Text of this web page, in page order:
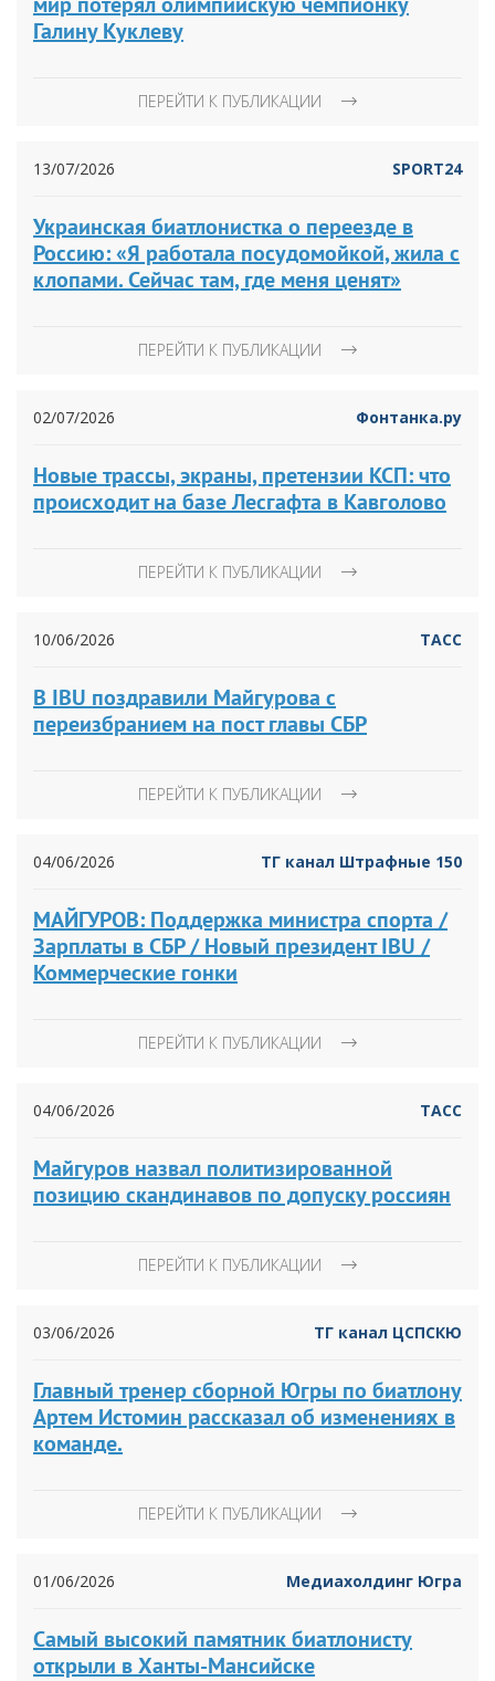
Галину Куклеву
ПЕРЕЙТИ К ПУБЛИКАЦИИ
13/07/2026 SPORT24
Украинская биатлонистка о переезде в
Россию: «Я работала посудомойкой, жила с
клопами. Сейчас там, где меня ценят»
ПЕРЕЙТИ К ПУБЛИКАЦИИ
02/07/2026 Фонтанка.ру
Новые трассы, экраны, претензии КСП: что
происходит на базе Лесгафта в Кавголово
ПЕРЕЙТИ К ПУБЛИКАЦИИ
10/06/2026 ТАСС
В IBU поздравили Майгурова с
переизбранием на пост главы СБР
ПЕРЕЙТИ К ПУБЛИКАЦИИ
04/06/2026 ТГ канал Штрафные 150
МАЙГУРОВ: Поддержка министра спорта /
Зарплаты в СБР / Новый президент IBU /
Коммерческие гонки
ПЕРЕЙТИ К ПУБЛИКАЦИИ
04/06/2026 ТАСС
Майгуров назвал политизированной
позицию скандинавов по допуску россиян
ПЕРЕЙТИ К ПУБЛИКАЦИИ
03/06/2026 ТГ канал ЦСПСКЮ
Главный тренер сборной Югры по биатлону
Артем Истомин рассказал об изменениях в
команде.
ПЕРЕЙТИ К ПУБЛИКАЦИИ
01/06/2026 Медиахолдинг Югра
Самый высокий памятник биатлонисту
открыли в Ханты-Мансийске